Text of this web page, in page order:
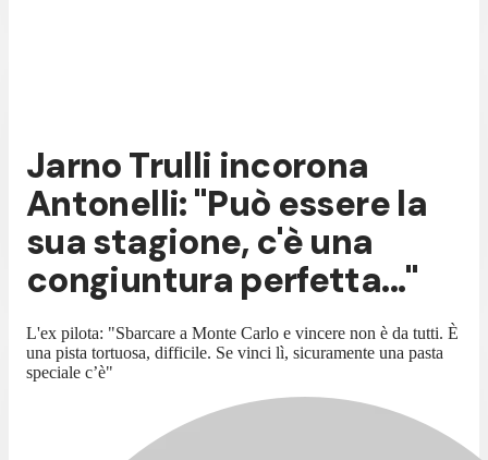
Jarno Trulli incorona
Antonelli: "Può essere la
sua stagione, c'è una
congiuntura perfetta..."
L'ex pilota: "Sbarcare a Monte Carlo e vincere non è da tutti. È
una pista tortuosa, difficile. Se vinci lì, sicuramente una pasta
speciale c’è"